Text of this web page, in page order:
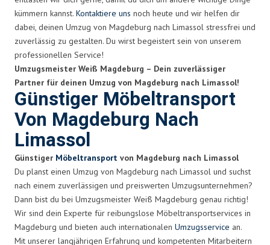
kümmern kannst. Kontaktiere uns noch heute und wir helfen dir
dabei, deinen Umzug von Magdeburg nach Limassol stressfrei und
zuverlässig zu gestalten. Du wirst begeistert sein von unserem
professionellen Service!
Umzugsmeister Weiß Magdeburg – Dein zuverlässiger
Partner für deinen Umzug von Magdeburg nach Limassol!
Günstiger Möbeltransport
Von Magdeburg Nach
Limassol
Günstiger Möbeltransport von Magdeburg nach Limassol
Du planst einen Umzug von Magdeburg nach Limassol und suchst
nach einem zuverlässigen und preiswerten Umzugsunternehmen?
Dann bist du bei Umzugsmeister Weiß Magdeburg genau richtig!
Wir sind dein Experte für reibungslose Möbeltransportservices in
Magdeburg und bieten auch internationalen Umzugsservice an.
Mit unserer langjährigen Erfahrung und kompetenten Mitarbeitern